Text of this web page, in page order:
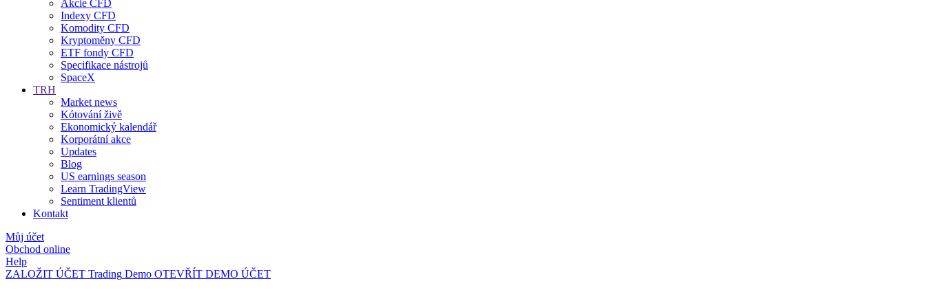
Akcie CFD
Indexy CFD
Komodity CFD
Kryptoměny CFD
ETF fondy CFD
Specifikace nástrojů
SpaceX
TRH
Market news
Kótování živě
Ekonomický kalendář
Korporátní akce
Updates
Blog
US earnings season
Learn TradingView
Sentiment klientů
Kontakt
Můj účet
Obchod online
Help
ZALOŽIT ÚČET Trading Demo OTEVŘÍT DEMO ÚČET